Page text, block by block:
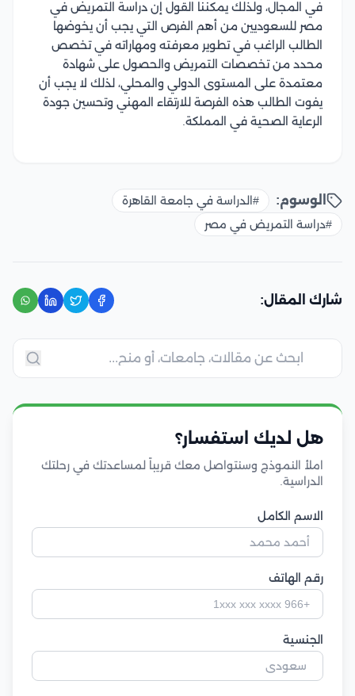
في المجال، ولذلك يمكننا القول إن دراسة التمريض في
مصر للسعوديين من أهم الفرص التي يجب أن يخوضها
الطالب الراغب في تطوير معرفته ومهاراته في تخصص
محدد من تخصصات التمريض والحصول على شهادة
معتمدة على المستوى الدولي والمحلي، لذلك لا يجب أن
يفوت الطالب هذه الفرصة للارتقاء المهني وتحسين جودة
الرعاية الصحية في المملكة.
الوسوم:
#الدراسة في جامعة القاهرة
#دراسة التمريض في مصر
شارك المقال:
هل لديك استفسار؟
املأ النموذج وسنتواصل معك قريباً لمساعدتك في رحلتك
الدراسية.
الاسم الكامل
رقم الهاتف
الجنسية